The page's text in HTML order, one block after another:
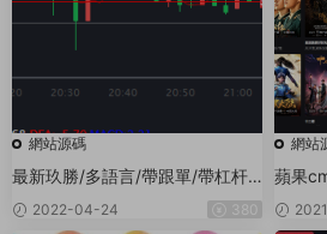
網站源碼
最新玖勝/多語言/帶跟單/帶杠杆/
MT4/新功能
2022-04-24 380
網站
蘋果
仿電
影網站